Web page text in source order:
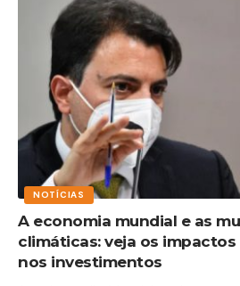
NOTÍCIAS
A economia mundial e as
climáticas: veja os
nos investimentos